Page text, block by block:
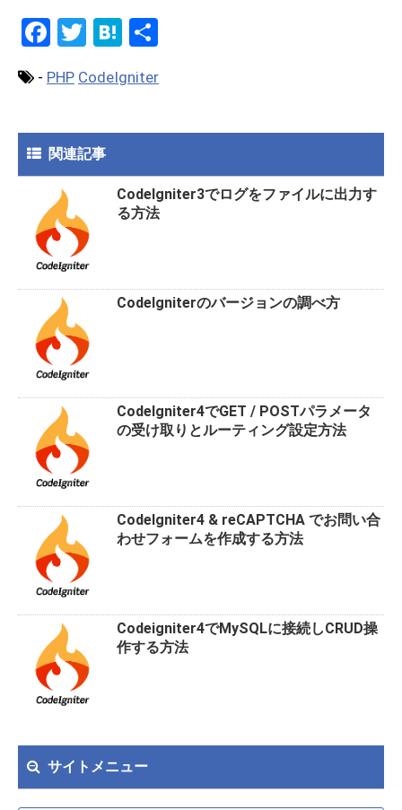
F
ce
o
o
k
T
tt
H
e
- PHP CodeIgniter
関連記事
CodeIgniter3でログをファイルに出力す
る方法
CodeIgniterのバージョンの調べ方
CodeIgniter4でGET / POSTパラメータ
の受け取りとルーティング設定方法
CodeIgniter4 & reCAPTCHA でお問い合
わせフォームを作成する方法
Codeigniter4でMySQLに接続しCRUD操
作する方法
サイトメニュー